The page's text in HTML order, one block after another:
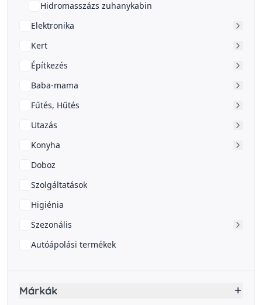
Hidromasszázs zuhanykabin
Elektronika
Kert
Építkezés
Baba-mama
Fűtés, Hűtés
Utazás
Konyha
Doboz
Szolgáltatások
Higiénia
Szezonális
Autóápolási termékek
Márkák